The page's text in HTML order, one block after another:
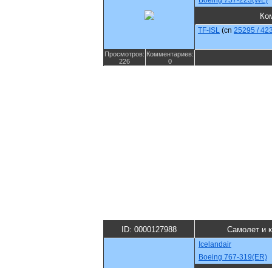
TF-ISL (cn 25295 /
Просмотров:
226
Комментариев:
0
ID: 0000127988 Самолет и
Icelandair
Boeing 767-319(ER)